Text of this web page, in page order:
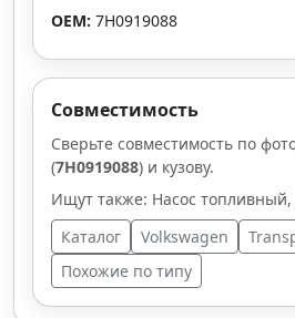
OEM: 7H0919088
Совместимость
Сверьте совместимость по
(7H0919088) и кузову.
Ищут также: Насос топливный,
Каталог
Volkswagen
Похожие по типу